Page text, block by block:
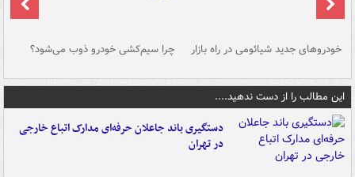
خودروهای جدید شیائومی در راه بازار چرا سیم‌کشی خودرو ذوب می‌شود؟
این مطالب را از دست ندهید....
دستگیری باند جاعلان حرفه‌ای مدارک اتباع خارجی
در تهران